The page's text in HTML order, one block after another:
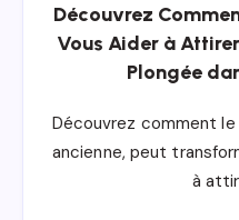
Découvrez
Vous Aider à
Plongée
Découvrez comment
ancienne, peut
à